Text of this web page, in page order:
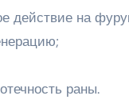
действие на
раны.